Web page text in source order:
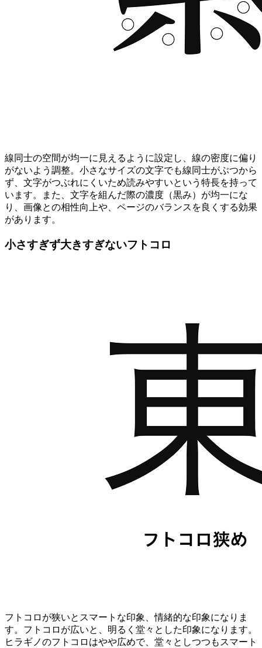
線同士の空間が均一に見えるように設定し、線の密度に偏り
がないよう調整。小さなサイズの文字でも線同士がぶつから
ず、文字がつぶれにくいため読みやすいという特長を持って
います。また、文字を組んだ際の濃度（黒み）が均一にな
り、画像との相性向上や、ページのバランスを良くする効果
があります。
小さすぎず大きすぎないフトコロ
フトコロが狭いとスマートな印象、情緒的な印象になりま
す。フトコロが広いと、明るく堂々とした印象になります。
ヒラギノのフトコロはやや広めで、堂々としつつもスマート